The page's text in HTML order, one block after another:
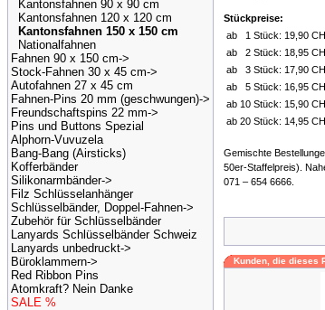
Kantonsfahnen 90 x 90 cm
Kantonsfahnen 120 x 120 cm
Kantonsfahnen 150 x 150 cm
Nationalfahnen
Fahnen 90 x 150 cm->
Stock-Fahnen 30 x 45 cm->
Autofahnen 27 x 45 cm
Fahnen-Pins 20 mm (geschwungen)->
Freundschaftspins 22 mm->
Pins und Buttons Spezial
Alphorn-Vuvuzela
Bang-Bang (Airsticks)
Kofferbänder
Silikonarmbänder->
Filz Schlüsselanhänger
Schlüsselbänder, Doppel-Fahnen->
Zubehör für Schlüsselbänder
Lanyards Schlüsselbänder Schweiz
Lanyards unbedruckt->
Büroklammern->
Red Ribbon Pins
Atomkraft? Nein Danke
SALE %
Stückpreise:
ab
1 Stück: 19,90
ab
2 Stück: 18,95
ab
3 Stück: 17,90
ab
5 Stück: 16,95
ab 10 Stück: 15,90
ab 20 Stück: 14,95
Gemischte
50er-Staffelpreis).
071 – 654 6666.
Kunden, die dieses